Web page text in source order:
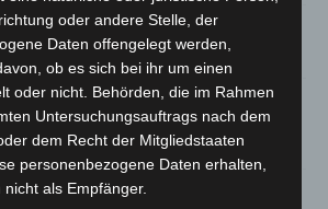
bei Bagger-Unfall auf Baustelle
Umbau in Langenhagen
von „Archetyp Market“ erhoben
oder andere Stelle, der
Daten offengelegt werden,
ob es sich bei ihr um einen
oder nicht. Behörden, die im Rahmen
Untersuchungsauftrags nach dem
dem Recht der Mitgliedstaaten
personenbezogene Daten erhalten,
als Empfänger.